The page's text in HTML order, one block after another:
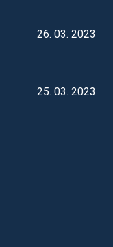
26. 03. 2023
25. 03. 2023